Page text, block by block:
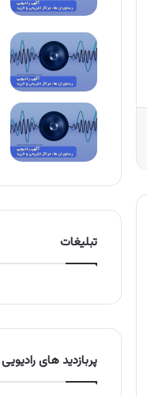
تبلیغات
پربازدید های رادیویی